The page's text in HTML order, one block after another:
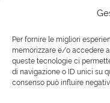
Per fornire le migliori
memorizzare e/o accedere
queste tecnologie ci
di navigazione o ID unici su
consenso può influire
Controllo della
7 Agosto 2026
Rispetto delle
obblighi del
Salve!
Come